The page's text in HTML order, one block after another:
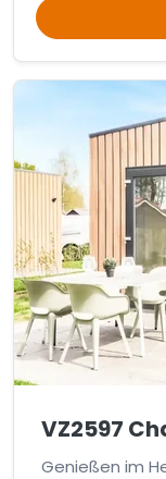
VZ2597
Genießen im